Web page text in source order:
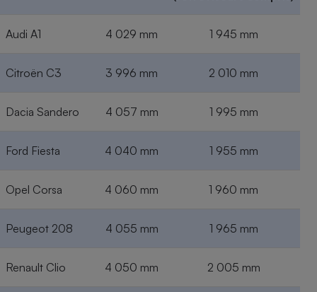
Audi A1 4 029 mm 1 945 mm
Citroën C3 3 996 mm 2 010 mm
Dacia Sandero 4 057 mm 1 995 mm
Ford Fiesta 4 040 mm 1 955 mm
Opel Corsa 4 060 mm 1 960 mm
Peugeot 208 4 055 mm 1 965 mm
Renault Clio 4 050 mm 2 005 mm